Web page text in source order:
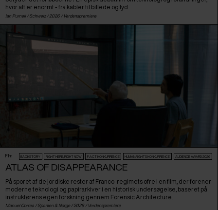
hvor alt er enormt - fra kabler til billede og lyd.
Ian Purnell / Schweiz/ 2026 / Verdenspremiere
Film BACKSTORY RIGHT HERE, RIGHT NOW F:ACT KONKURRENCE HUMAN:RIGHTS KONKURRENCE AUDIENCE AWARD 2026
ATLAS OF DISAPPEARANCE
På sporet af de jordiske rester af Franco-regimets ofre i en film, der forener
moderne teknologi og papirarkiver i en historisk undersøgelse, baseret på
instruktørens egen forskning gennem Forensic Architecture.
Manuel Correa / Spanien & Norge / 2026 / Verdenspremiere